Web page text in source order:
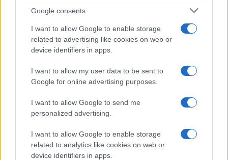
Google consents
I want to allow Google to enable storage
related to advertising like cookies on web or
device identifiers in apps.
I want to allow my user data to be sent to
Google for online advertising purposes.
I want to allow Google to send me
personalized advertising.
I want to allow Google to enable storage
related to analytics like cookies on web or
device identifiers in apps.
AUTOMOVIL
Compra tu coche de segunda mano en
Heycar